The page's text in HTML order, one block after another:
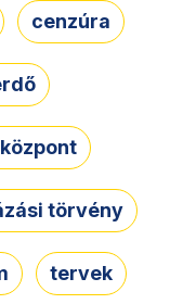
cenzúra
törvény
tervek